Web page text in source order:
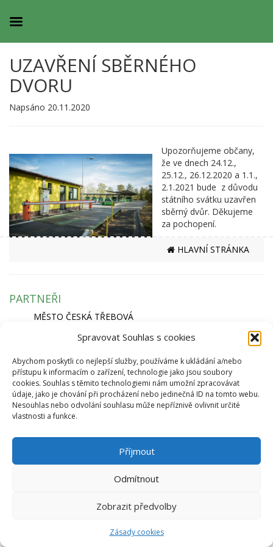
Spravovat Souhlas s cookies
Abychom poskytli co nejlepší služby, používáme k ukládání a/nebo
přístupu k informacím o zařízení, technologie jako jsou soubory
cookies. Souhlas s těmito technologiemi nám umožní zpracovávat
údaje, jako je chování při procházení nebo jedinečná ID na tomto webu.
Nesouhlas nebo odvolání souhlasu může nepříznivě ovlivnit určité
vlastnosti a funkce.
Příjmout
Odmítnout
Zobrazit předvolby
Zásady cookies
UZAVŘENÍ SBĚRNÉHO
DVORU
Napsáno 20.11.2020
Upozorňujeme občany,
že ve dnech 24.12.,
25.12., 26.12.2020 a 1.1.,
2.1.2021 bude z důvodu
státního svátku uzavřen
sběrný dvůr. Děkujeme
za pochopení.
HLAVNÍ STRÁNKA
PARTNEŘI
MĚSTO ČESKÁ TŘEBOVÁ
SPORTOVIŠTĚ
SKI AREÁL PEKLÁK A BIKEPARK
ZIMNÍ STADION NA SKALCE
RYCHLÁ NAVIGACE
EKO BI S.R.O.
560 02 ČESKÁ TŘEBOVÁ
info@ekobi.cz
© 2026 Eko Bi, s.r.o. |